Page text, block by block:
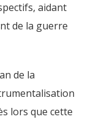
aidant
de la guerre
de la
lors que cette